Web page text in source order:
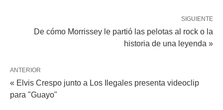
SIGUIENTE
De cómo Morrissey le partió las pelotas al rock o la
historia de una leyenda »
ANTERIOR
« Elvis Crespo junto a Los Ilegales presenta videoclip
para "Guayo"